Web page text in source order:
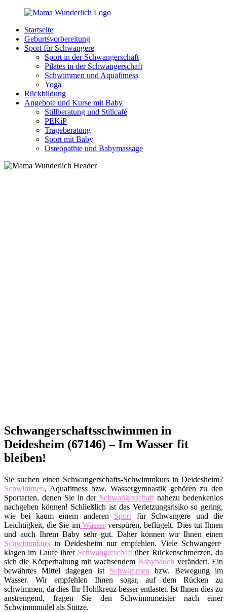
Zurück
Inhalt
MamaWunderlich.de
Mutti
sein
wunderbar!
Startseite
Geburtsvorbereitung
Sport für Schwangere
Sport in der Schwangerschaft
Pilates in der Schwangerschaft
Schwimmen und Aquafitness
Yoga
Rückbildung
Angebote und Kurse mit Baby
Stillberatung und Stillcafé
PEKiP
Trageberatung
Sport mit Baby
Osteopathie und Babymassage
Schwangerschaftsschwimmen in
Deidesheim (67146) – Im Wasser fit
bleiben!
Sie suchen einen Schwangerschafts-Schwimmkurs in Deidesheim?
Schwimmen, Aquafitness bzw. Wassergymnastik gehören zu den
Sportarten, denen Sie in derSchwangerschaft nahezu bedenkenlos
nachgehen können! Schließlich ist das Verletzungsrisiko so gering,
wie bei kaum einem anderen Sport für Schwangere und die
Leichtigkeit, die Sie imWasserverspüren, beflügelt. Dies tut Ihnen
und auch Ihrem Baby sehr gut. Daher können wir Ihnen einen
Schwimmkurs in Deidesheim nur empfehlen. Viele Schwangere
klagen im Laufe ihrerSchwangerschaft über Rückenschmerzen, da
sich die Körperhaltung mit wachsendem Babybauch verändert. Ein
bewährtes Mittel dagegen ist Schwimmen bzw. Bewegung im
Wasser. Wir empfehlen Ihnen sogar, auf dem Rücken zu
schwimmen, da dies Ihr Hohlkreuz besser entlastet. Ist Ihnen dies zu
anstrengend, fragen Sie den Schwimmmeister nach einer
Schwimmnudel als Stütze.